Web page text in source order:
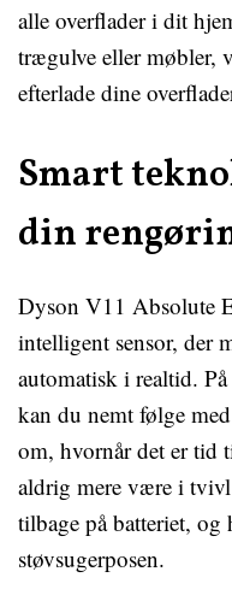
alle overflader i dit
trægulve eller møbler,
efterlade dine
Smart
din
Dyson V11 Absolute
intelligent sensor, der
automatisk i realtid.
kan du nemt følge
om, hvornår det er tid
aldrig mere være i
tilbage på batteriet,
støvsugerposen.